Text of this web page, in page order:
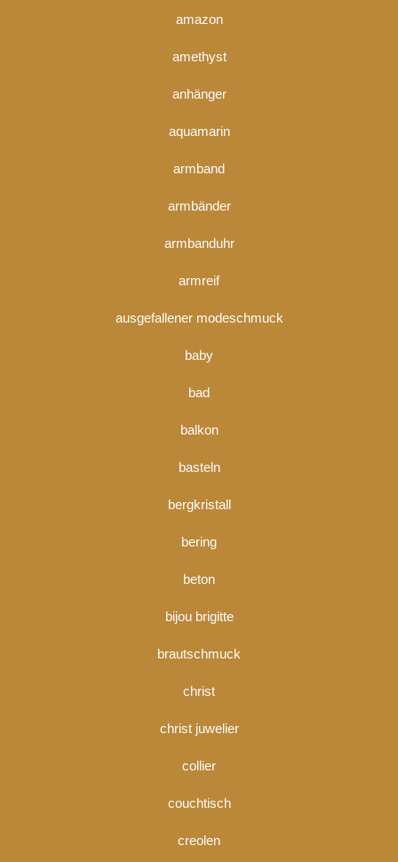
amazon
amethyst
anhänger
aquamarin
armband
armbänder
armbanduhr
armreif
ausgefallener modeschmuck
baby
bad
balkon
basteln
bergkristall
bering
beton
bijou brigitte
brautschmuck
christ
christ juwelier
collier
couchtisch
creolen